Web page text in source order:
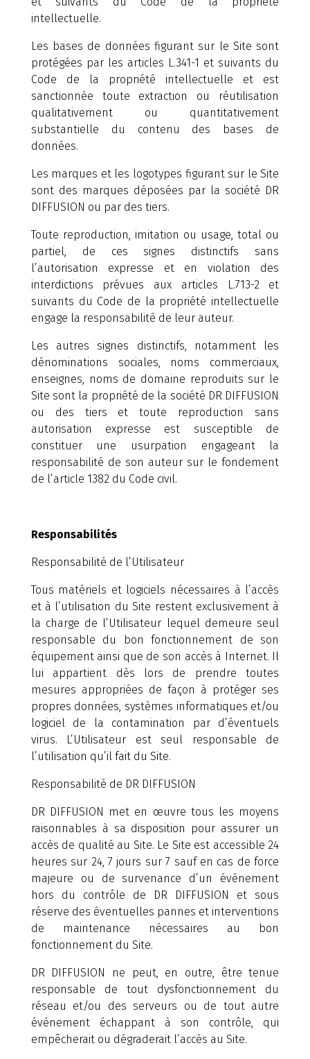
intellectuelle.
Les bases de données figurant sur le Site sont
protégées par les articles L.341-1 et suivants du
Code de la propriété intellectuelle et est
sanctionnée toute extraction ou réutilisation
qualitativement ou quantitativement
substantielle du contenu des bases de
données.
Les marques et les logotypes figurant sur le Site
sont des marques déposées par la société DR
DIFFUSION ou par des tiers.
Toute reproduction, imitation ou usage, total ou
partiel, de ces signes distinctifs sans
l’autorisation expresse et en violation des
interdictions prévues aux articles L.713-2 et
suivants du Code de la propriété intellectuelle
engage la responsabilité de leur auteur.
Les autres signes distinctifs, notamment les
dénominations sociales, noms commerciaux,
enseignes, noms de domaine reproduits sur le
Site sont la propriété de la société DR DIFFUSION
ou des tiers et toute reproduction sans
autorisation expresse est susceptible de
constituer une usurpation engageant la
responsabilité de son auteur sur le fondement
de l’article 1382 du Code civil.
Responsabilités
Responsabilité de l’Utilisateur
Tous matériels et logiciels nécessaires à l’accès
et à l’utilisation du Site restent exclusivement à
la charge de l’Utilisateur lequel demeure seul
responsable du bon fonctionnement de son
équipement ainsi que de son accès à Internet. Il
lui appartient dès lors de prendre toutes
mesures appropriées de façon à protéger ses
propres données, systèmes informatiques et/ou
logiciel de la contamination par d’éventuels
virus. L’Utilisateur est seul responsable de
l’utilisation qu’il fait du Site.
Responsabilité de DR DIFFUSION
DR DIFFUSION met en œuvre tous les moyens
raisonnables à sa disposition pour assurer un
accès de qualité au Site. Le Site est accessible 24
heures sur 24, 7 jours sur 7 sauf en cas de force
majeure ou de survenance d’un événement
hors du contrôle de DR DIFFUSION et sous
réserve des éventuelles pannes et interventions
de maintenance nécessaires au bon
fonctionnement du Site.
DR DIFFUSION ne peut, en outre, être tenue
responsable de tout dysfonctionnement du
réseau et/ou des serveurs ou de tout autre
événement échappant à son contrôle, qui
empêcherait ou dégraderait l’accès au Site.